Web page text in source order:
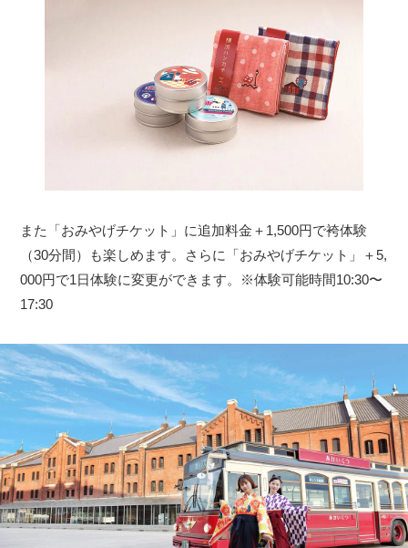
また「おみやげチケット」に追加料金＋1,500円で袴体験
（30分間）も楽しめます。さらに「おみやげチケット」＋5,
000円で1日体験に変更ができます。※体験可能時間10:30〜
17:30